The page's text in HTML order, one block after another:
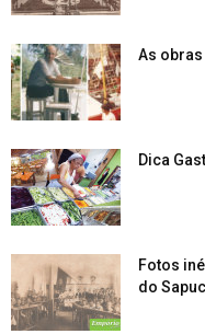
As
Dica
Fotos
do